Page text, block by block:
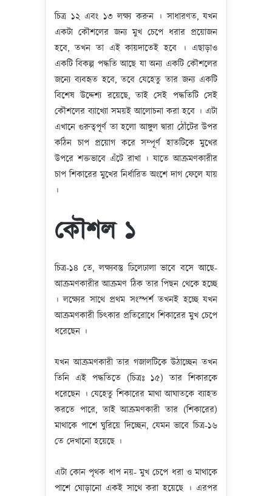
চিত্র ১২ এবং ১৩ লক্ষ্য করুন । সাধারণত, যখন
একটা কৌশলের জন্য মুখ চেপে ধরার প্রয়োজন
হবে, তখন তা এই কায়দাতেই হবে । এছাড়াও
একটি বিকল্প পদ্ধতি আছে যা অন্য একটি কৌশলের
জন্যে ব্যবহৃত হবে, তবে যেহেতু তার জন্য একটি
বিশেষ উদ্দেশ্য রয়েছে, তাই সেই পদ্ধতিটি সেই
কৌশলের ব্যাখ্যাে সময়ই আলোচনা করা হবে । এটা
এখানে গুরুত্বপূর্ণ তা হলো আঙ্গুল দ্বারা ঠোঁটের উপর
কঠিন চাপ প্রয়োগ করে সম্পূর্ণ হাতটিকে মুখের
উপরে শক্তভাবে এঁটে রাখা । যাতে আক্রমণকারীর
চাপ শিকারের মুখের নির্ধারিত অংশে দাগ ফেলে যায়
।
কৌশল ১
চিত্র-১৪ তে, লক্ষ্যবস্তু ঢিলেঢালা ভাবে বসে আছে-
আক্রমণকারীর আক্রমণ ঠিক তার পিছন থেকে হচ্ছে
। লক্ষ্যের সাথে প্রথম সংস্পর্শ তখনই হচ্ছে যখন
আক্রমণকারী চিৎকার প্রতিরোধে শিকারের মুখ চেপে
ধরেছেন ।
যখন আক্রমণকারী তার গজালটিকে উঠাচ্ছেন তখন
তিনি এই পদ্ধতিতে (চিত্রঃ ১৫) তার শিকারকে
ধরেছেন । যেহেতু শিকারের মাথা আঘাতকে ব্যাহত
করতে পারে, তাই আক্রমণকারী তার (শিকারের)
মাথাকে পাশে ঘুরিয়ে দিচ্ছেন, যেমন ভাবে চিত্র-১৬
তে দেখানো হয়েছে ।
এটা কোন পৃথক ধাপ নয়- মুখ চেপে ধরা ও মাথাকে
পাশে ঘোড়ানো একই সাথে করা হয়েছে । এরপর